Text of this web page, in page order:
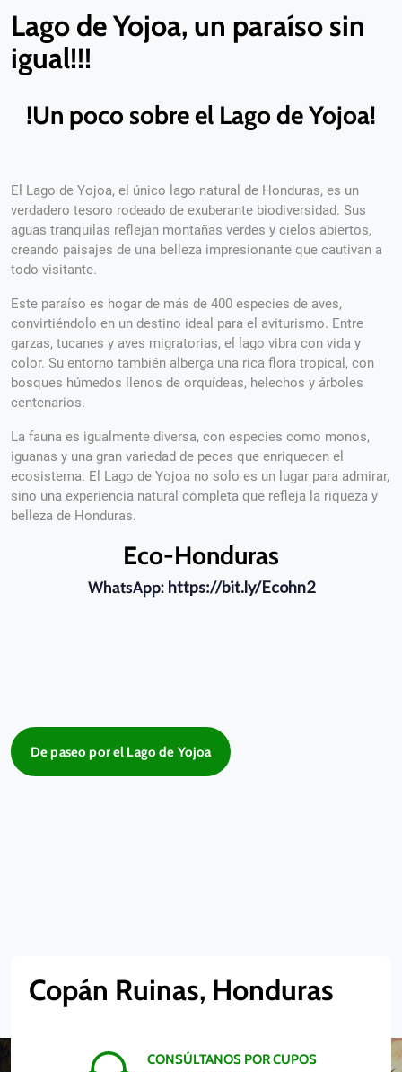
Lago de Yojoa, un paraíso sin
igual!!!
!Un poco sobre el Lago de Yojoa!
El Lago de Yojoa, el único lago natural de Honduras, es un
verdadero tesoro rodeado de exuberante biodiversidad. Sus
aguas tranquilas reflejan montañas verdes y cielos abiertos,
creando paisajes de una belleza impresionante que cautivan a
todo visitante.
Este paraíso es hogar de más de 400 especies de aves,
convirtiéndolo en un destino ideal para el aviturismo. Entre
garzas, tucanes y aves migratorias, el lago vibra con vida y
color. Su entorno también alberga una rica flora tropical, con
bosques húmedos llenos de orquídeas, helechos y árboles
centenarios.
La fauna es igualmente diversa, con especies como monos,
iguanas y una gran variedad de peces que enriquecen el
ecosistema. El Lago de Yojoa no solo es un lugar para admirar,
sino una experiencia natural completa que refleja la riqueza y
belleza de Honduras.
Eco-Honduras
WhatsApp: https://bit.ly/Ecohn2
De paseo por el Lago de Yojoa
Copán Ruinas, Honduras
CONSÚLTANOS POR CUPOS